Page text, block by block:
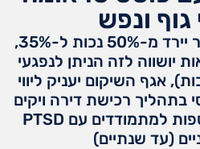
גוף ונפש
סף הזכאות לסיוע בדיור יירד מ-50% נכות ל-35%,
יושווה לזה הניתן לנפגעי
אגף השיקום יעניק ליווי
בתהליך רכישת דירה ויקים
מסגרות שיקומיות נוספות למתמודדים עם PTSD
(עד שנתיים)